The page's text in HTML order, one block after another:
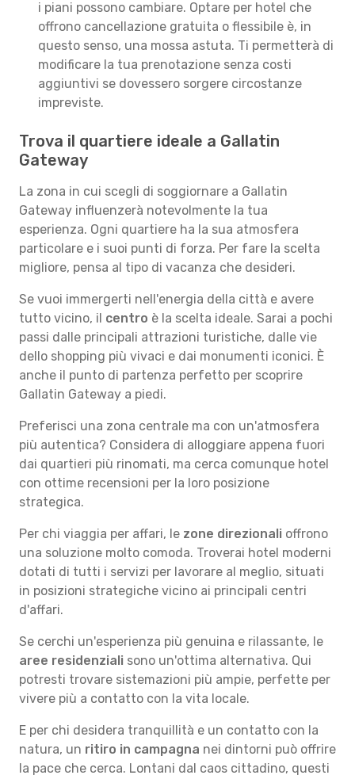
i piani possono cambiare. Optare per hotel che
offrono cancellazione gratuita o flessibile è, in
questo senso, una mossa astuta. Ti permetterà di
modificare la tua prenotazione senza costi
aggiuntivi se dovessero sorgere circostanze
impreviste.
Trova il quartiere ideale a Gallatin
Gateway
La zona in cui scegli di soggiornare a Gallatin
Gateway influenzerà notevolmente la tua
esperienza. Ogni quartiere ha la sua atmosfera
particolare e i suoi punti di forza. Per fare la scelta
migliore, pensa al tipo di vacanza che desideri.
Se vuoi immergerti nell'energia della città e avere
tutto vicino, il centro è la scelta ideale. Sarai a pochi
passi dalle principali attrazioni turistiche, dalle vie
dello shopping più vivaci e dai monumenti iconici. È
anche il punto di partenza perfetto per scoprire
Gallatin Gateway a piedi.
Preferisci una zona centrale ma con un'atmosfera
più autentica? Considera di alloggiare appena fuori
dai quartieri più rinomati, ma cerca comunque hotel
con ottime recensioni per la loro posizione
strategica.
Per chi viaggia per affari, le zone direzionali offrono
una soluzione molto comoda. Troverai hotel moderni
dotati di tutti i servizi per lavorare al meglio, situati
in posizioni strategiche vicino ai principali centri
d'affari.
Se cerchi un'esperienza più genuina e rilassante, le
aree residenziali sono un'ottima alternativa. Qui
potresti trovare sistemazioni più ampie, perfette per
vivere più a contatto con la vita locale.
E per chi desidera tranquillità e un contatto con la
natura, un ritiro in campagna nei dintorni può offrire
la pace che cerca. Lontani dal caos cittadino, questi